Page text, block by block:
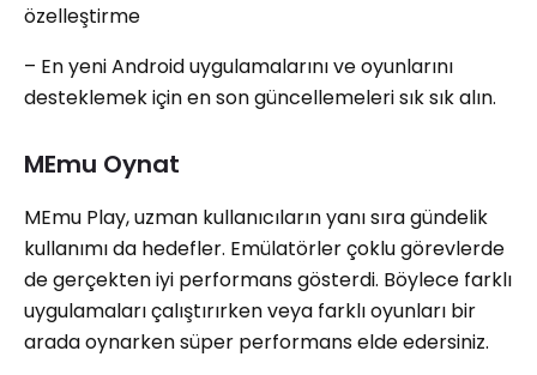
özelleştirme
– En yeni Android uygulamalarını ve oyunlarını
desteklemek için en son güncellemeleri sık sık alın.
MEmu Oynat
MEmu Play, uzman kullanıcıların yanı sıra gündelik
kullanımı da hedefler. Emülatörler çoklu görevlerde
de gerçekten iyi performans gösterdi. Böylece farklı
uygulamaları çalıştırırken veya farklı oyunları bir
arada oynarken süper performans elde edersiniz.